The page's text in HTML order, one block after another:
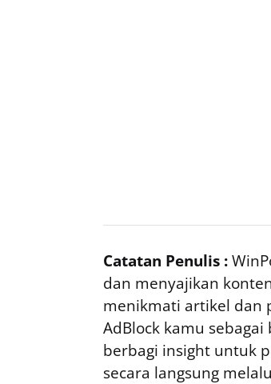
Catatan Penulis :
dan menyajikan
menikmati artikel dan
AdBlock kamu
berbagi insight untuk
secara langsung